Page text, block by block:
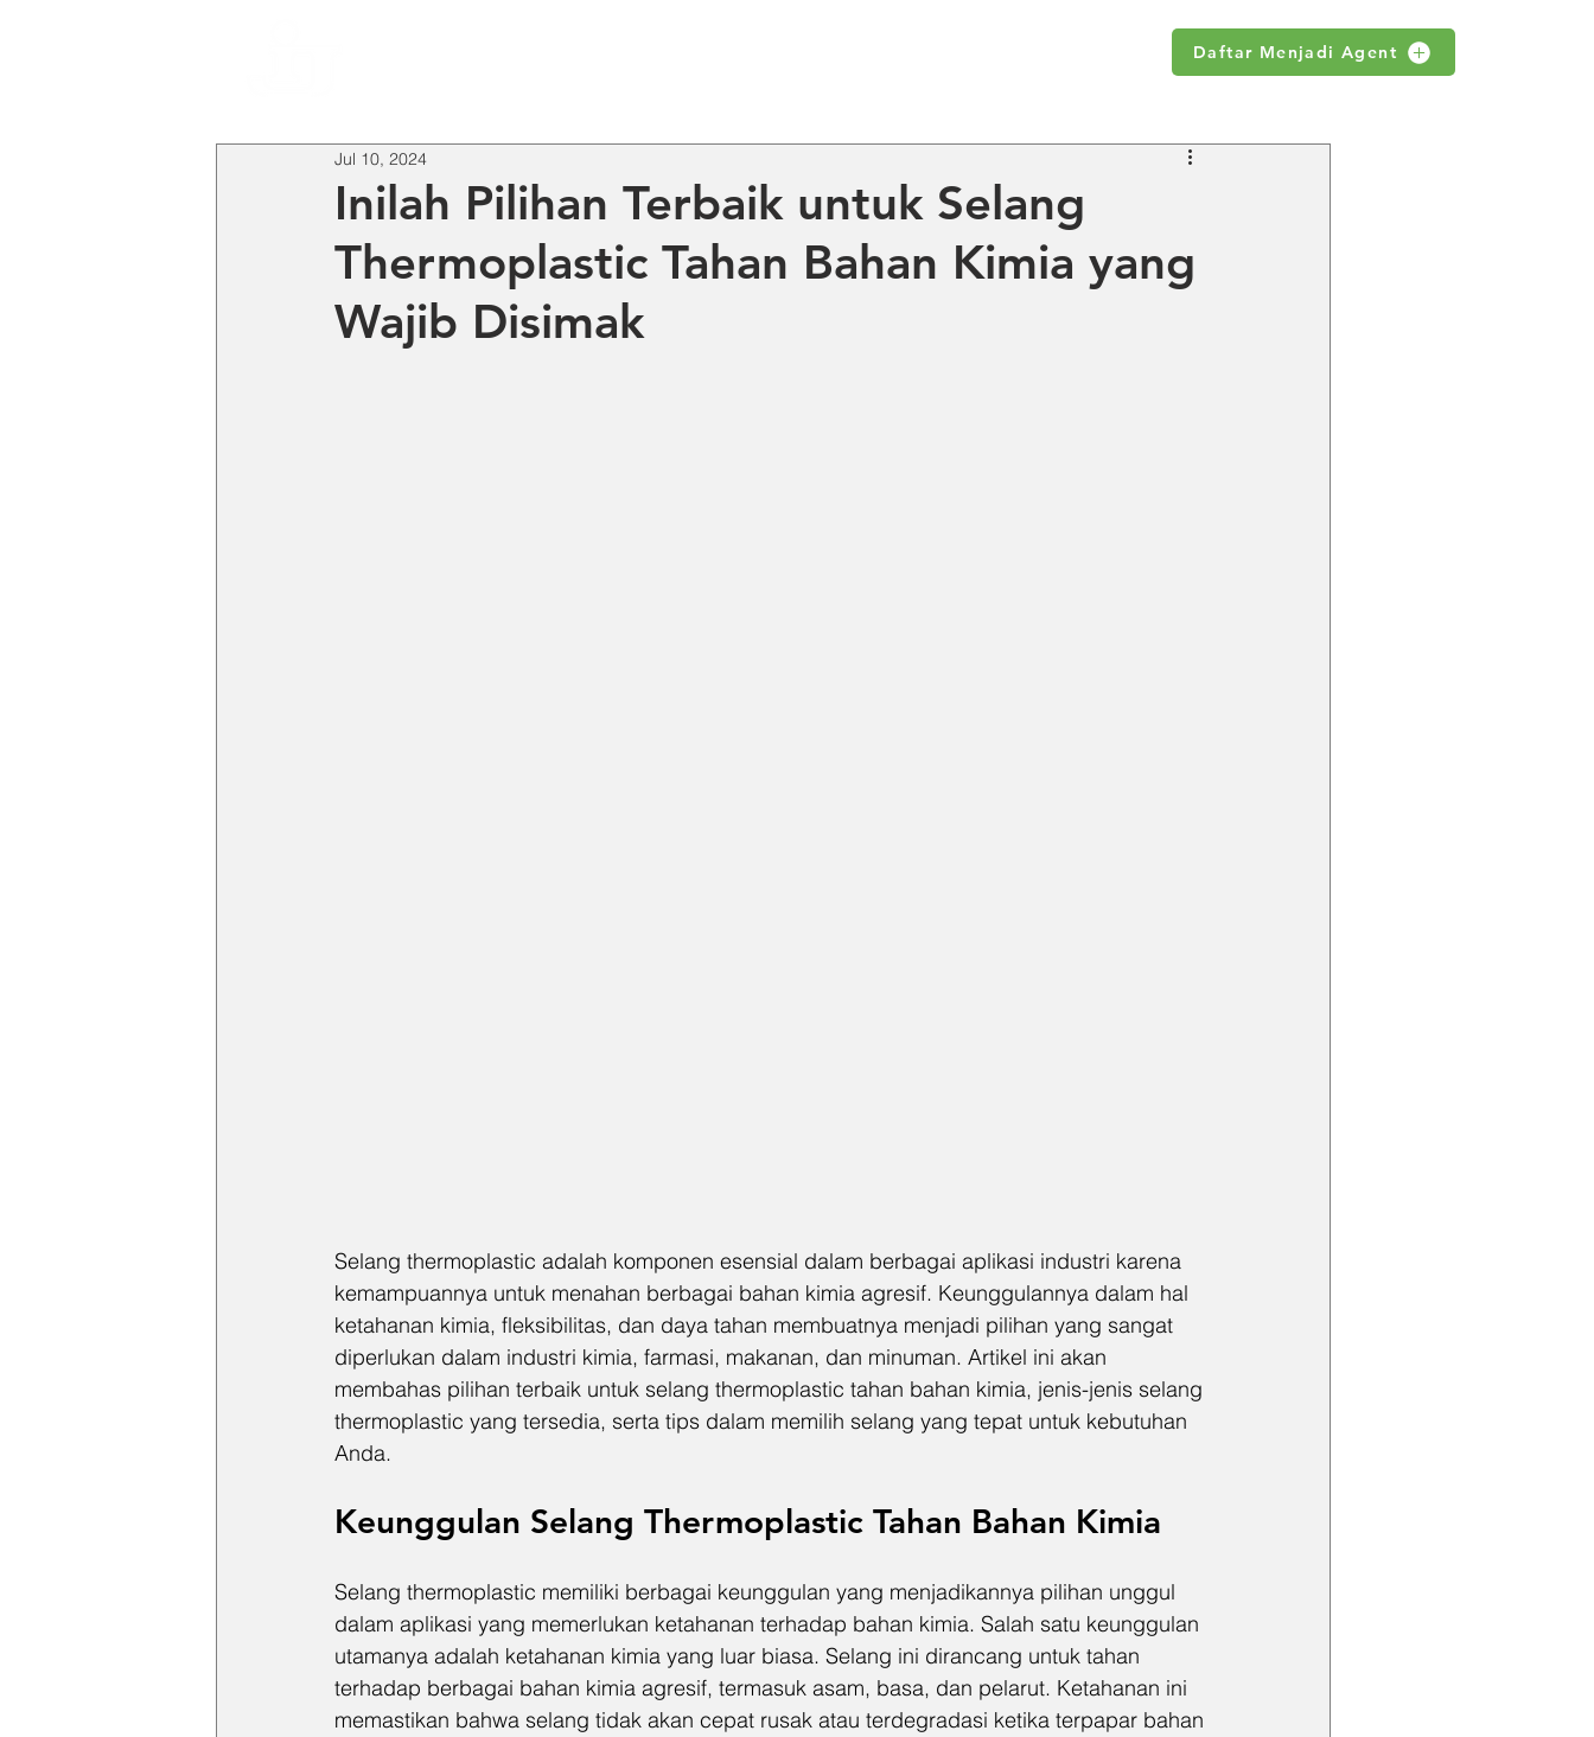
Daftar Menjadi Agent
Inilah Pilihan Terbaik untuk Selang
Thermoplastic Tahan Bahan Kimia yang
Wajib Disimak
Jul 10, 2024
Selang thermoplastic adalah komponen esensial dalam berbagai aplikasi industri karena
kemampuannya untuk menahan berbagai bahan kimia agresif. Keunggulannya dalam hal
ketahanan kimia, fleksibilitas, dan daya tahan membuatnya menjadi pilihan yang sangat
diperlukan dalam industri kimia, farmasi, makanan, dan minuman. Artikel ini akan
membahas pilihan terbaik untuk selang thermoplastic tahan bahan kimia, jenis-jenis selang
thermoplastic yang tersedia, serta tips dalam memilih selang yang tepat untuk kebutuhan
Anda.
Keunggulan Selang Thermoplastic Tahan Bahan Kimia
Selang thermoplastic memiliki berbagai keunggulan yang menjadikannya pilihan unggul
dalam aplikasi yang memerlukan ketahanan terhadap bahan kimia. Salah satu keunggulan
utamanya adalah ketahanan kimia yang luar biasa. Selang ini dirancang untuk tahan
terhadap berbagai bahan kimia agresif, termasuk asam, basa, dan pelarut. Ketahanan ini
memastikan bahwa selang tidak akan cepat rusak atau terdegradasi ketika terpapar bahan